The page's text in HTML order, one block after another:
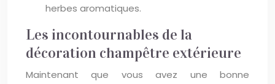
herbes aromatiques.
Les incontournables de la
décoration champêtre extérieure
Maintenant que vous avez une bonne